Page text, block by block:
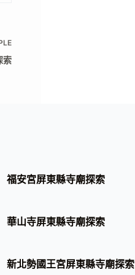
索
福安宮屏東縣寺廟探索
華山寺屏東縣寺廟探索
新北勢國王宮屏東縣寺廟探索